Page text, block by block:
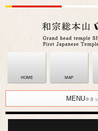
HOME MAP
MENU※タッ